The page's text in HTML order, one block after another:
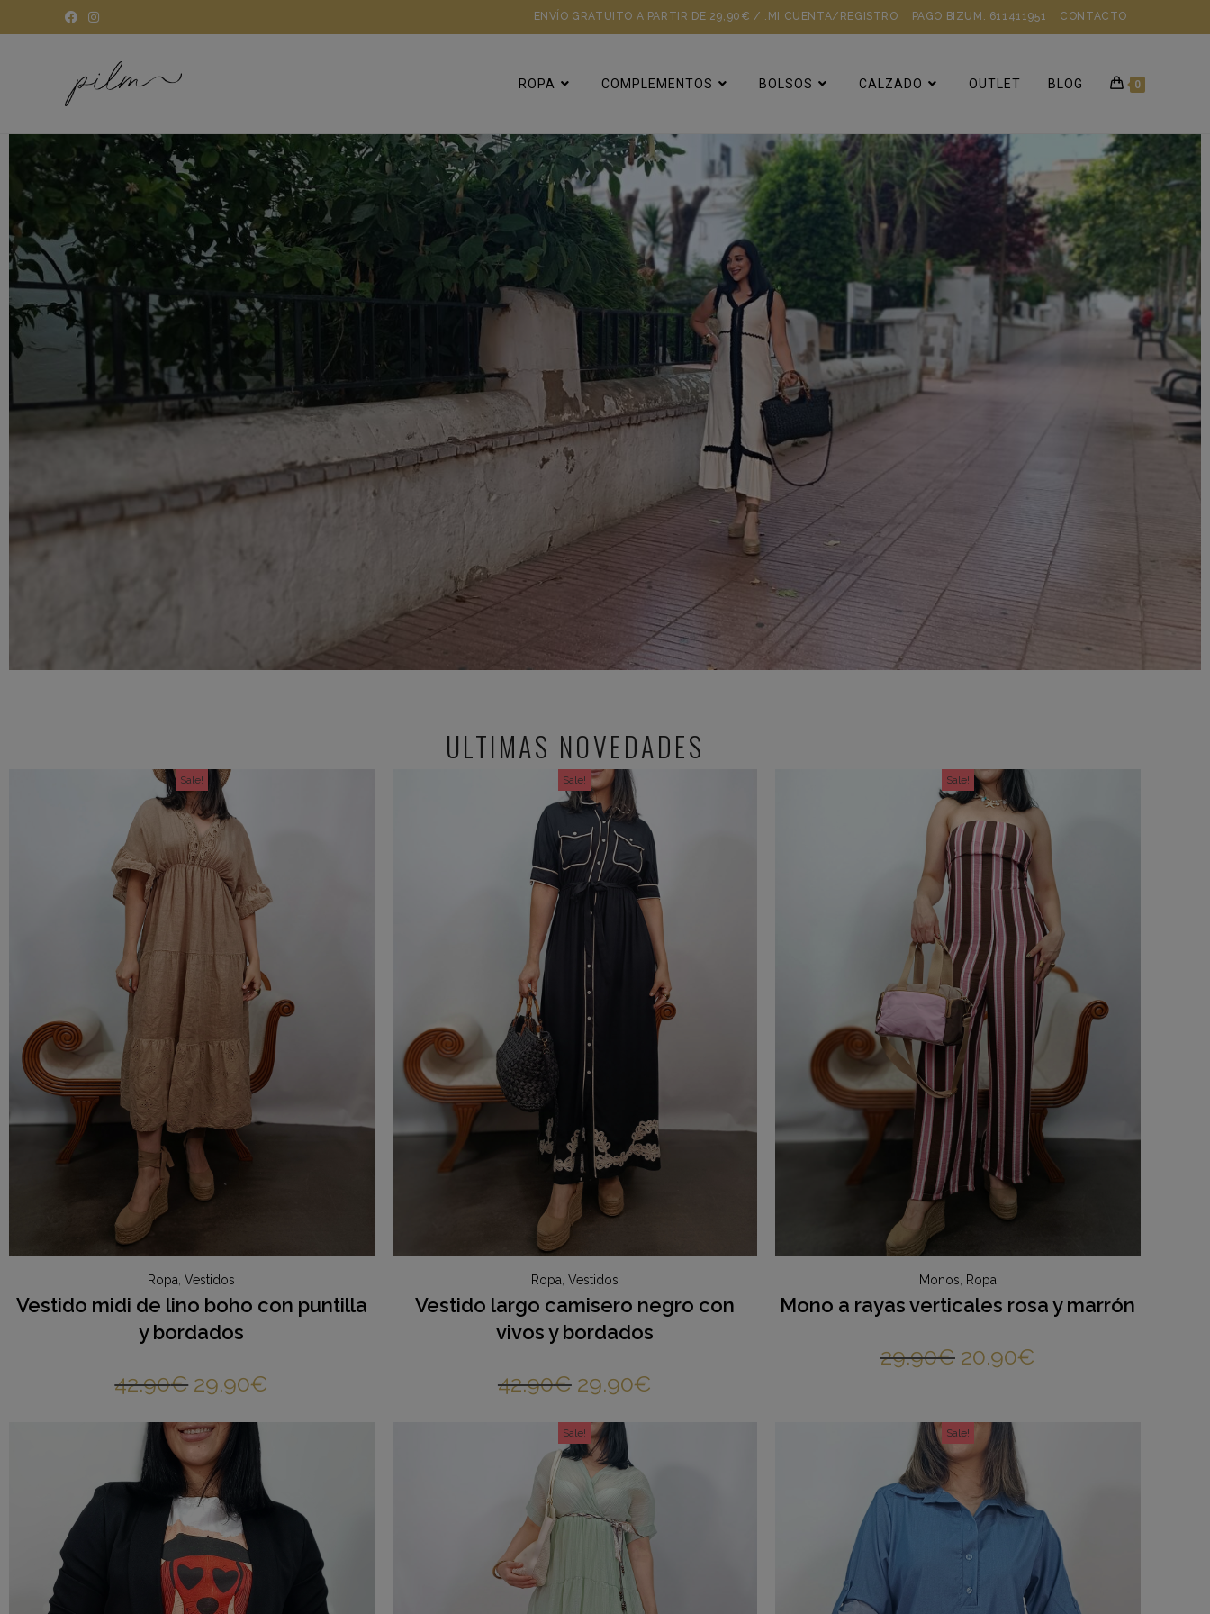
MI CUENTA/REGISTRO PAGO BIZUM: 611411951 CONTACTO
ENVÍO GRATUITO A PARTIR DE 29,90€ / .
ROPA COMPLEMENTOS BOLSOS CALZADO OUTLET BLOG 0
ULTIMAS NOVEDADES
Sale!
Ropa,Vestidos
Vestido midi de lino boho con puntilla
y bordados
42.90€ 29.90€
Sale!
Ropa, Vestidos
Vestido largo camisero negro con
vivos y bordados
42.90€ 29.90€
Sale!
Monos, Ropa
Mono a rayas verticales rosa y marrón
29.90€ 20.90€
Sale! Sale!